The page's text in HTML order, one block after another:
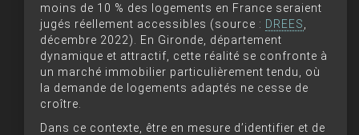
moins de 10 % des logements en France seraient
jugés réellement accessibles (source : DREES
décembre 2022). En Gironde, département
dynamique et attractif, cette réalité se confronte à
un marché immobilier particulièrement tendu, où
la demande de logements adaptés ne cesse de
croître.
Dans ce contexte, être en mesure d’identifier et de